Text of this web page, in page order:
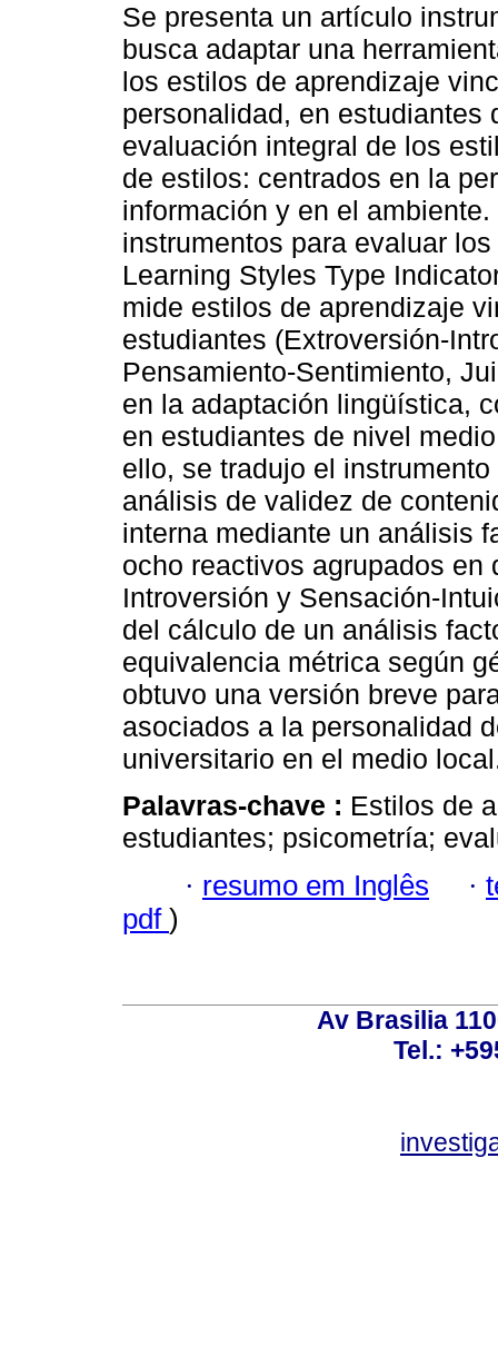
Se presenta un artículo
busca adaptar una
los estilos de aprendizaje
personalidad, en estudiantes
evaluación integral de los
de estilos: centrados en la
información y en el
instrumentos para evaluar
Learning Styles Type
mide estilos de aprendizaje
estudiantes (Extroversión-
Pensamiento-Sentimiento,
en la adaptación lingüística,
en estudiantes de nivel
ello, se tradujo el
análisis de validez de
interna mediante un análisis
ocho reactivos agrupados en
Introversión y Sensación-
del cálculo de un análisis
equivalencia métrica según
obtuvo una versión breve
asociados a la personalidad
universitario en el medio
Palavras-chave : Estilos de
estudiantes; psicometría;
· resumo em Inglês ·
pdf )
Av Brasilia
Tel.: